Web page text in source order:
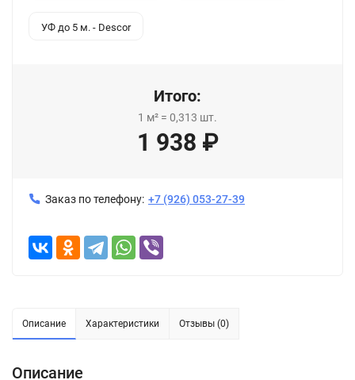
УФ до 5 м. - Descor
Итого:
1 м² = 0,313 шт.
1 938 ₽
Заказ по телефону: +7 (926) 053-27-39
Описание Характеристики Отзывы (0)
Описание